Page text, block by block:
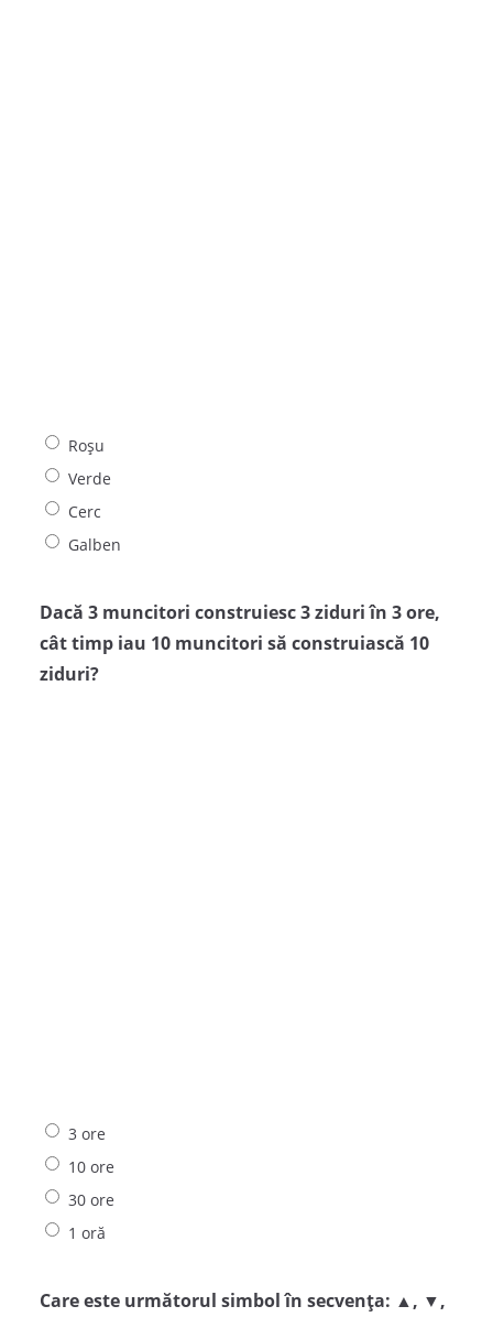
Roșu
Verde
Cerc
Galben
Dacă 3 muncitori construiesc 3 ziduri în 3 ore,
cât timp iau 10 muncitori să construiască 10
ziduri?
3 ore
10 ore
30 ore
1 oră
Care este următorul simbol în secvența: ▲, ▼,